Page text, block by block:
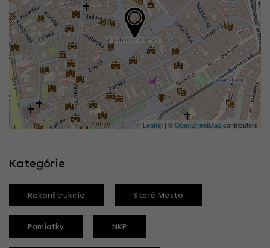
Leaflet | ©OpenStreetMapcontributors
Kategórie
Rekonštrukcie Staré Mesto
Pamiatky NKP